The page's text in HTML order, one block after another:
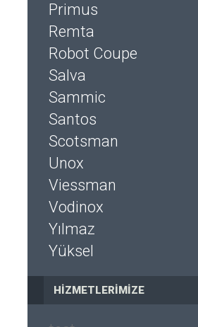
Primus
Remta
Robot Coupe
Salva
Sammic
Santos
Scotsman
Unox
Viessman
Vodinox
Yılmaz
Yüksel
HIZMETLERIMIZE